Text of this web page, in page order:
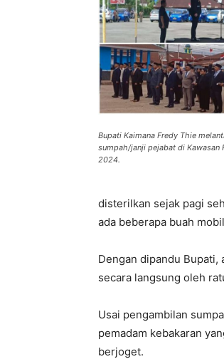
Bupati Kaimana Fredy Thie
sumpah/janji pejabat di Kawasan
2024.
disterilkan sejak pagi
ada beberapa buah
Dengan dipandu Bupati,
secara langsung oleh
Usai pengambilan
pemadam kebakaran
berjoget.